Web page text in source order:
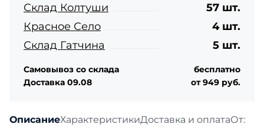
ОписаниеХарактеристикиДоставка и оплата
Склад Колтуши
57 шт.
Красное Село
4 шт.
Склад Гатчина
5 шт.
Самовывоз со склада
бесплатно
Доставка 09.08
от 949 руб.